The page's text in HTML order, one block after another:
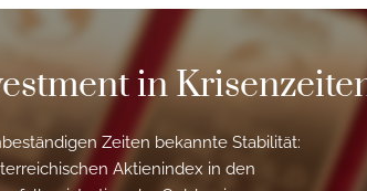
in
Zeiten bekannte Stabilität:
Aktienindex in den